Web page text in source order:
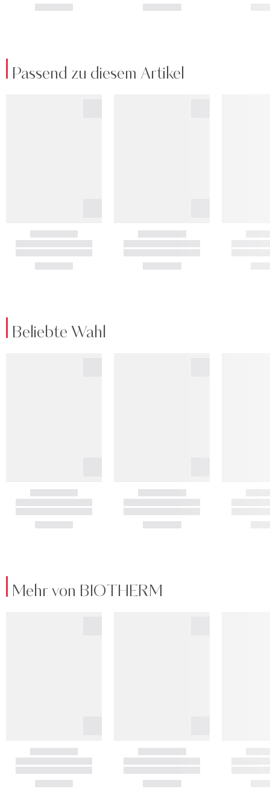
Passend zu diesem Artikel
Beliebte Wahl
Mehr von BIOTHERM